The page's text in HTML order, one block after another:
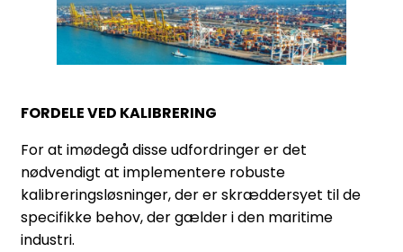
FORDELE VED KALIBRERING
For at imødegå disse udfordringer er det
nødvendigt at implementere robuste
kalibreringsløsninger, der er skræddersyet til de
specifikke behov, der gælder i den maritime
industri.